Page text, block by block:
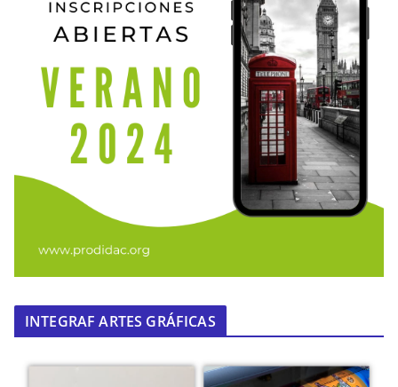
INTEGRAF ARTES GRÁFICAS